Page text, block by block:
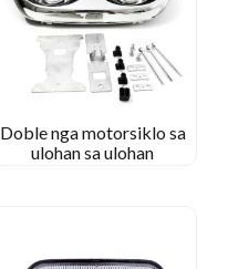
Doble nga motorsiklo sa
ulohan sa ulohan